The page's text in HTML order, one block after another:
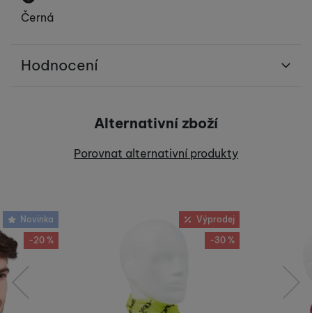
Převládající barva výrobku.
Černá
Hodnocení
Recenze
Alternativní zboží
Porovnat alternativní produkty
Výprodej
-30 %
Novinka
-20 %